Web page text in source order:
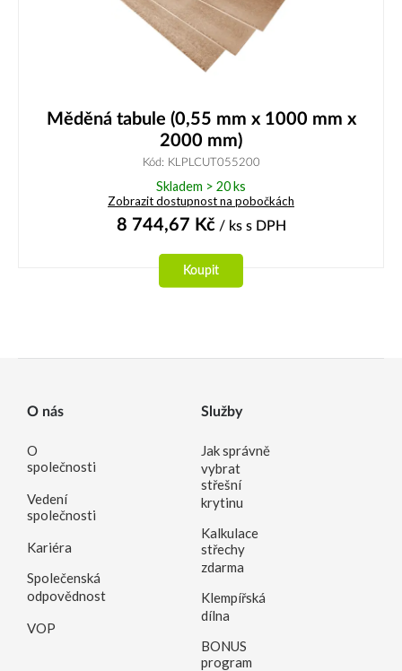
Měděná tabule (0,55 mm x 1000 mm x
2000 mm)
Kód: KLPLCUT055200
Skladem > 20 ks
Zobrazit dostupnost na pobočkách
8 744,67 Kč/ ks s DPH
Koupit
O nás
O
společnosti
Vedení
společnosti
Kariéra
Společenská
odpovědnost
VOP
Služby
Jak správně
vybrat
střešní
krytinu
Kalkulace
střechy
zdarma
Klempířská
dílna
BONUS
program